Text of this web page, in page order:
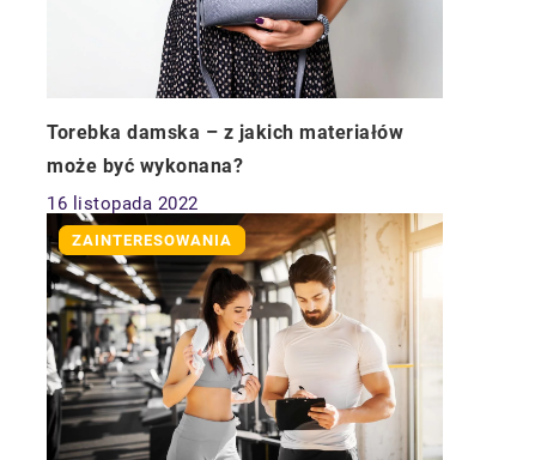
Torebka damska – z jakich materiałów
może być wykonana?
16 listopada 2022
ZAINTERESOWANIA